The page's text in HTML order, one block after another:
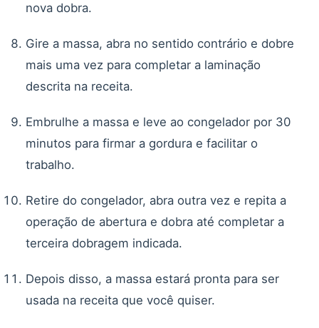
nova dobra.
Gire a massa, abra no sentido contrário e dobre
mais uma vez para completar a laminação
descrita na receita.
Embrulhe a massa e leve ao congelador por 30
minutos para firmar a gordura e facilitar o
trabalho.
Retire do congelador, abra outra vez e repita a
operação de abertura e dobra até completar a
terceira dobragem indicada.
Depois disso, a massa estará pronta para ser
usada na receita que você quiser.